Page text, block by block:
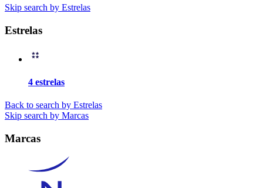
Skip search by Estrelas
Estrelas
4 estrelas
Back to search by Estrelas
Skip search by Marcas
Marcas